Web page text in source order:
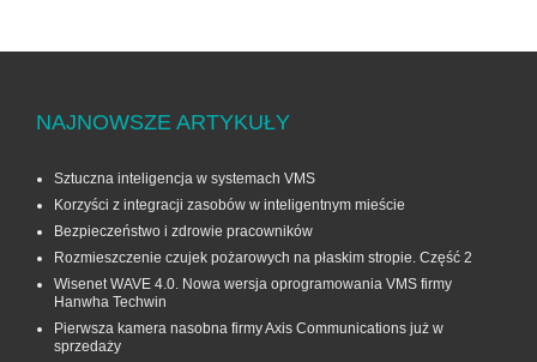
NAJNOWSZE ARTYKUŁY
Sztuczna inteligencja w systemach VMS
Korzyści z integracji zasobów w inteligentnym mieście
Bezpieczeństwo i zdrowie pracowników
Rozmieszczenie czujek pożarowych na płaskim stropie. Część 2
Wisenet WAVE 4.0. Nowa wersja oprogramowania VMS firmy
Hanwha Techwin
Pierwsza kamera nasobna firmy Axis Communications już w
sprzedaży